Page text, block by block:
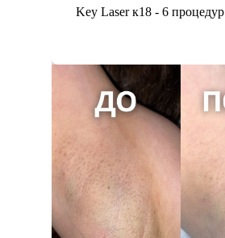
Key Laser к18 - 6 процедур